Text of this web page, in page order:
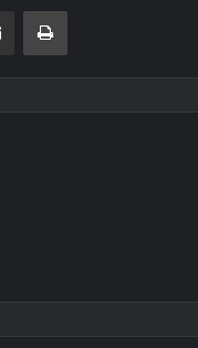
E-Posta ile paylaş Yazdır